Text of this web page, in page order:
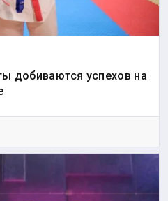
добиваются успехов на